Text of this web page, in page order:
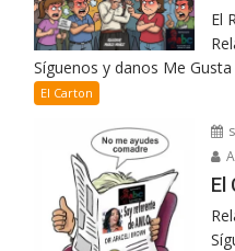
El
Síguenos y danos Me Gusta
El Carton
El